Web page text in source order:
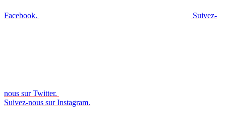
Facebook. Suivez-
nous sur Twitter.
Suivez-nous sur Instagram.